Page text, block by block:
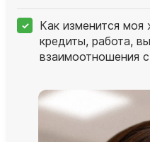
Как изменится моя
кредиты, работа,
взаимоотношения